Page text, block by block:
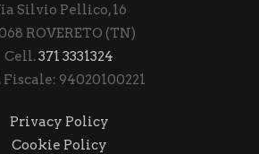
Silvio Pellico, 16
ROVERETO (TN)
Cell.371 3331324
Fiscale: 94020100221
Privacy Policy
Cookie Policy